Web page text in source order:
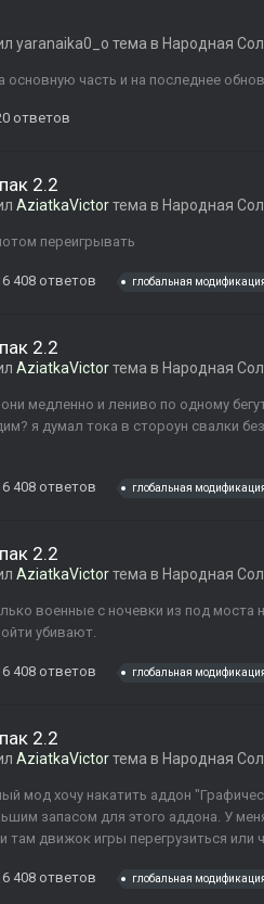
yaranaika0_o тема в Народная
основную часть и на последнее
ответов
2.2
AziatkaVictorтема в Народная
переигрывать
408 ответов глобальная
2.2
AziatkaVictorтема в Народная
медленно и лениво по одному
я думал тока в стороун свалки
408 ответов глобальная
2.2
AziatkaVictorтема в Народная
военные с ночевки из под моста
убивают.
408 ответов глобальная
2.2
AziatkaVictorтема в Народная
мод хочу накатить аддон
запасом для этого аддона. У
там движок игры перегрузиться
408 ответов глобальная